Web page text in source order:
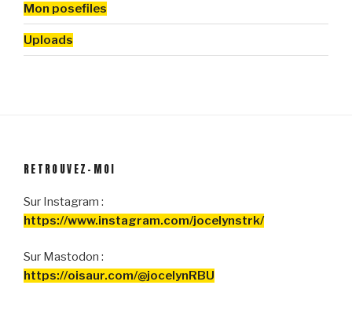
Mon posefiles
Uploads
RETROUVEZ-MOI
Sur Instagram :
https://www.instagram.com/jocelynstrk/
Sur Mastodon :
https://oisaur.com/@jocelynRBU